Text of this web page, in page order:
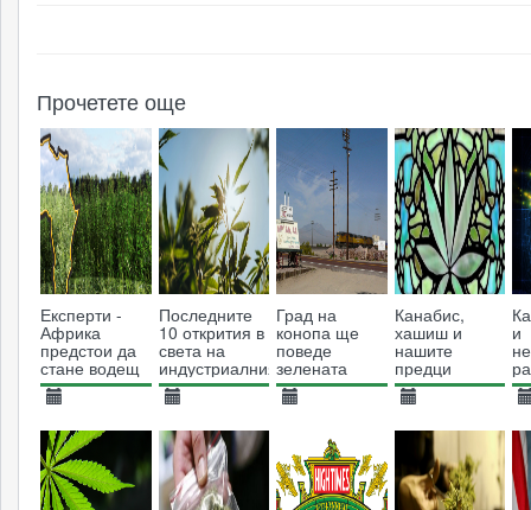
Прочетете още
Експерти -
Африка
предстои да
стане водещ
производител
на канабис
3397
Последните
10 открития в
света на
индустриалния
коноп
1986
Град на
конопа ще
поведе
зелената
треска в
Америка
Канабис,
хашиш и
нашите
предци
и
в